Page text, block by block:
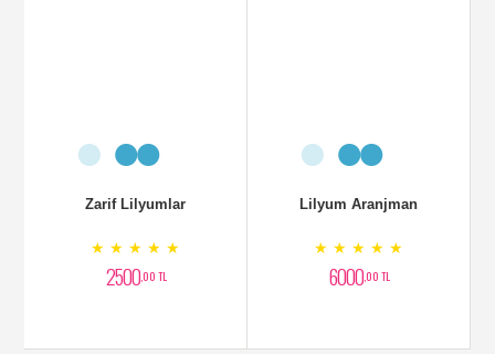
Zarif Lilyumlar
★ ★ ★ ★ ★
2500,00 TL
Lilyum Aranjman
★ ★ ★ ★ ★
6000,00 TL